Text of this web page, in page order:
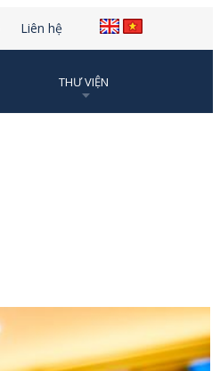
Liên hệ
THƯ VIỆN